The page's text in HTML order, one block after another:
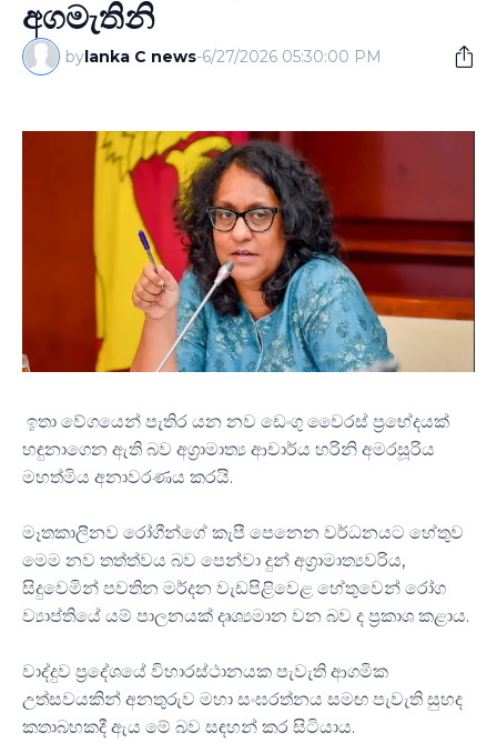
අගමැතිනි
bylanka C news-6/27/2026 05:30:00 PM
ඉතා වේගයෙන් පැතිර යන නව ඩෙංගු වෛරස් ප්‍රභේදයක්
හඳුනාගෙන ඇති බව අග්‍රාමාත්‍ය ආචාර්ය හරිනි අමරසූරිය
මහත්මිය අනාවරණය කරයි.
මෑතකාලීනව රෝගීන්ගේ කැපී පෙනෙන වර්ධනයට හේතුව
මෙම නව තත්ත්වය බව පෙන්වා දුන් අග්‍රාමාත්‍යවරිය,
සිදුවෙමින් පවතින මර්දන වැඩපිළිවෙළ හේතුවෙන් රෝග
ව්‍යාප්තියේ යම් පාලනයක් දෘශ්‍යමාන වන බව ද ප්‍රකාශ කළාය.
වාද්දුව ප්‍රදේශයේ විහාරස්ථානයක පැවැති ආගමික
උත්සවයකින් අනතුරුව මහා සංඝරත්නය සමඟ පැවැති සුහද
කතාබහකදී ඇය මේ බව සඳහන් කර සිටියාය.